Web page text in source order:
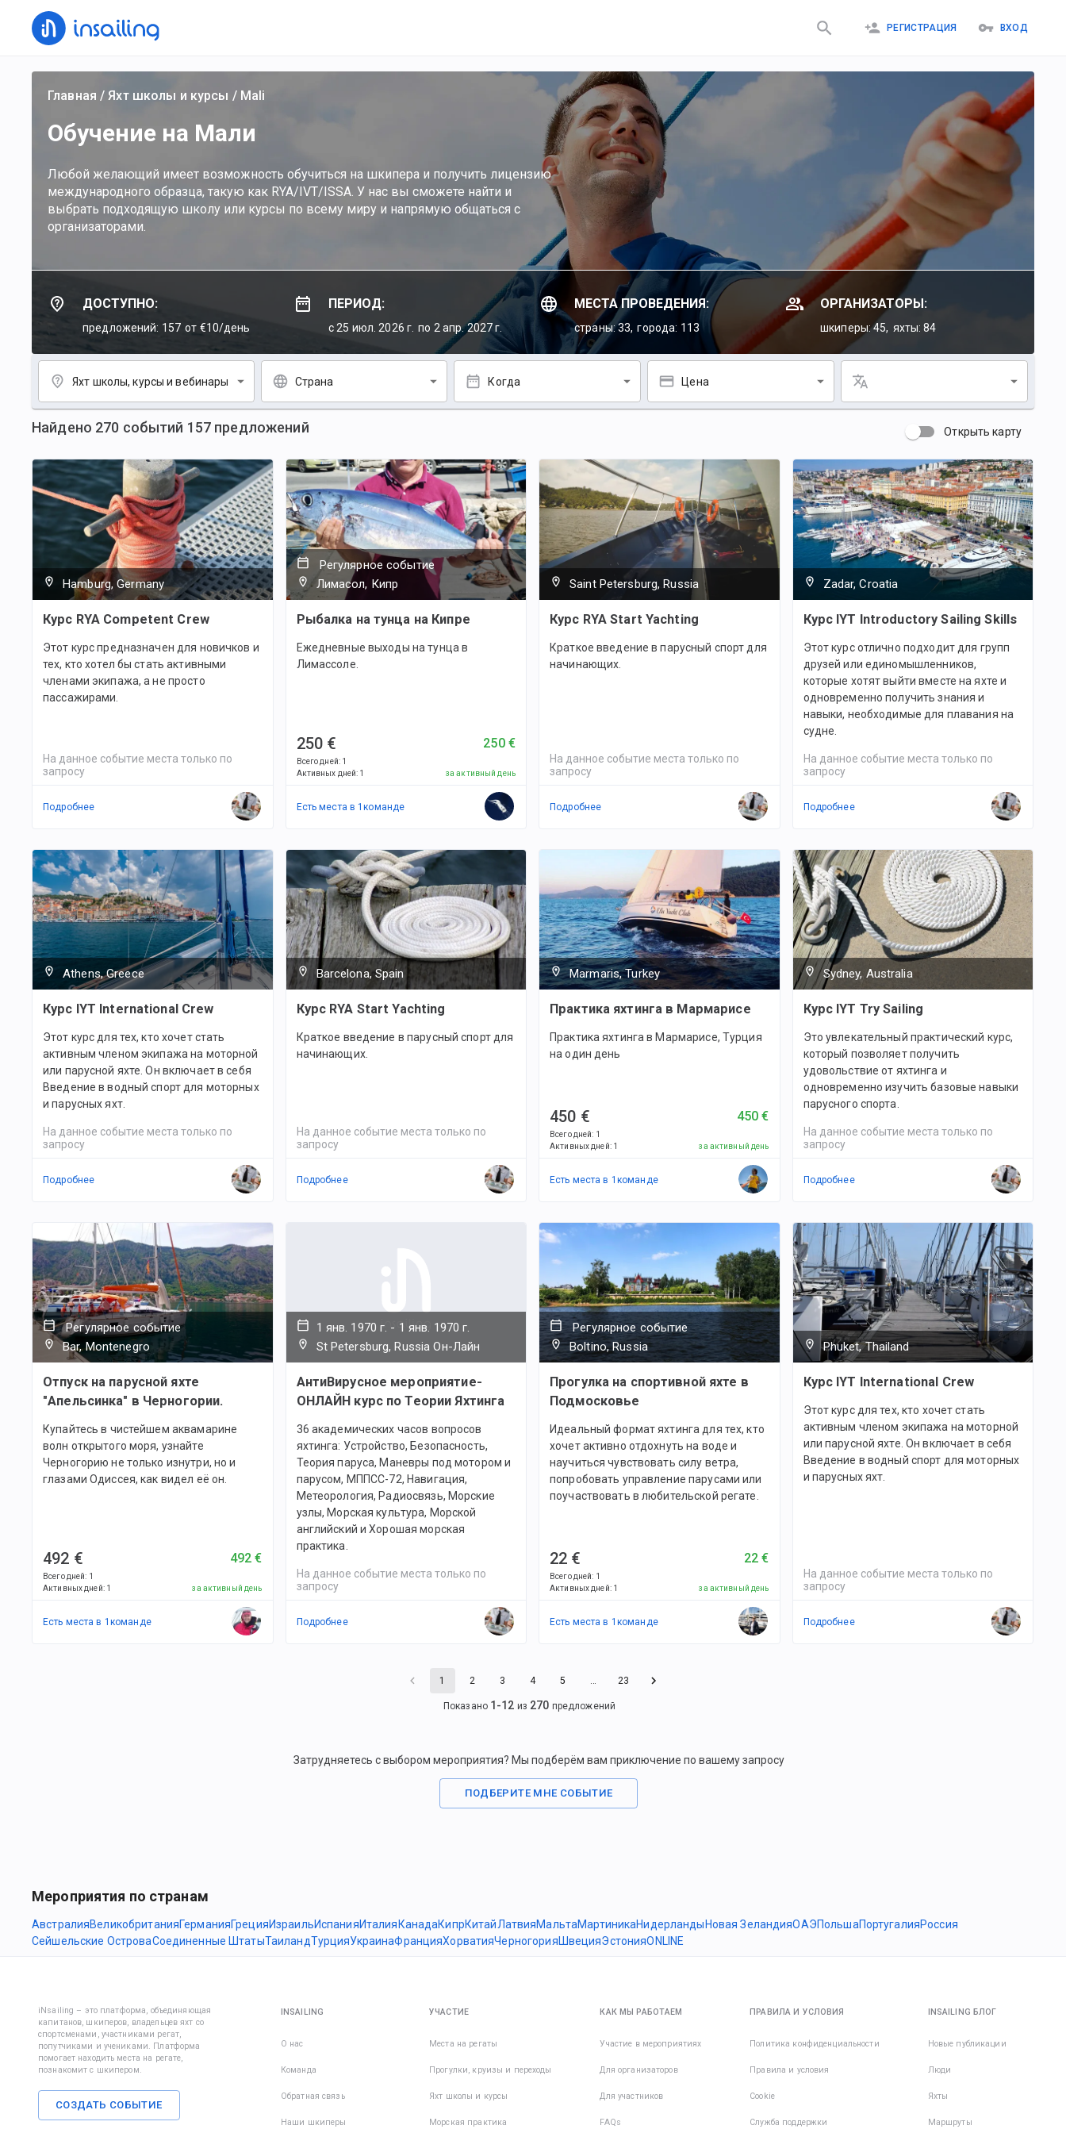
РЕГИСТРАЦИЯ ВХОД
Главная /Яхт школы и курсы / Mali
Обучение на Мали
Любой желающий имеет возможность обучиться на шкипера и получить лицензию
международного образца, такую как RYA/IVT/ISSA. У нас вы сможете найти и
выбрать подходящую школу или курсы по всему миру и напрямую общаться с
организаторами.
ДОСТУПНО:
предложений: 157 от €10/день
ПЕРИОД:
c 25 июл. 2026 г. по 2 апр. 2027 г.
МЕСТА ПРОВЕДЕНИЯ:
страны: 33, города: 113
ОРГАНИЗАТОРЫ:
шкиперы: 45, яхты: 84
Яхт школы, курсы и вебинары Страна Когда Цена
Найдено 270 событий 157 предложений Открыть карту
Hamburg, Germany
Курс RYA Competent Crew
Этот курс предназначен для новичков и
тех, кто хотел бы стать активными
членами экипажа, а не просто
пассажирами.
На данное событие места только по
запросу
Подробнее
Регулярное событие
Лимасол, Кипр
Рыбалка на тунца на Кипре
Ежедневные выходы на тунца в
Лимассоле.
250 €
Всего дней: 1
Активных дней: 1
250 €
за активный день
Есть места в 1командe
Saint Petersburg, Russia
Курс RYA Start Yachting
Краткое введение в парусный спорт для
начинающих.
На данное событие места только по
запросу
Подробнее
Zadar, Croatia
Курс IYT Introductory Sailing Skills
Этот курс отлично подходит для групп
друзей или единомышленников,
которые хотят выйти вместе на яхте и
одновременно получить знания и
навыки, необходимые для плавания на
судне.
На данное событие места только по
запросу
Подробнее
Athens, Greece
Курс IYT International Crew
Этот курс для тех, кто хочет стать
активным членом экипажа на моторной
или парусной яхте. Он включает в себя
Введение в водный спорт для моторных
и парусных яхт.
На данное событие места только по
запросу
Подробнее
Barcelona, Spain
Курс RYA Start Yachting
Краткое введение в парусный спорт для
начинающих.
На данное событие места только по
запросу
Подробнее
Marmaris, Turkey
Практика яхтинга в Мармарисе
Практика яхтинга в Мармарисе, Турция
на один день
450 €
Всего дней: 1
Активных дней: 1
450 €
за активный день
Есть места в 1 командe
Sydney, Australia
Курс IYT Try Sailing
Это увлекательный практический курс,
который позволяет получить
удовольствие от яхтинга и
одновременно изучить базовые навыки
парусного спорта.
На данное событие места только по
запросу
Подробнее
Регулярное событие
Bar, Montenegro
Отпуск на парусной яхте
"Апельсинка" в Черногории.
Купайтесь в чистейшем аквамарине
волн открытого моря, узнайте
Черногорию не только изнутри, но и
глазами Одиссея, как видел её он.
492 €
Всего дней: 1
Активных дней: 1
492 €
за активный день
Есть места в 1 командe
1 янв. 1970 г. - 1 янв. 1970 г.
St Petersburg, Russia Он-Лайн
АнтиВирусное мероприятие-
ОНЛАЙН курс по Теории Яхтинга
36 академических часов вопросов
яхтинга: Устройство, Безопасность,
Теория паруса, Маневры под мотором и
парусом, МППСС-72, Навигация,
Метеорология, Радиосвязь, Морские
узлы, Морская культура, Морской
английский и Хорошая морская
практика.
На данное событие места только по
запросу
Подробнее
Регулярное событие
Boltino, Russia
Прогулка на спортивной яхте в
Подмосковье
Идеальный формат яхтинга для тех, кто
хочет активно отдохнуть на воде и
научиться чувствовать силу ветра,
попробовать управление парусами или
поучаствовать в любительской регате.
22 €
Всего дней: 1
Активных дней: 1
22 €
за активный день
Есть места в 1 командe
Phuket, Thailand
Курс IYT International Crew
Этот курс для тех, кто хочет стать
активным членом экипажа на моторной
или парусной яхте. Он включает в себя
Введение в водный спорт для моторных
и парусных яхт.
На данное событие места только по
запросу
Подробнее
1 2 3 4 5 23
Показано 1 -12 из 270 предложений
Затрудняетесь с выбором мероприятия? Мы подберём вам приключение по вашему запросу
ПОДБЕРИТЕ МНЕ СОБЫТИЕ
Мероприятия по странам
АвстралияВеликобританияГерманияГрецияИзраильИспанияИталия КанадаКипрКитайЛатвияМальтаМартиникаНидерланды Новая ЗеландияОАЭПольшаПортугалияРоссия
Сейшельские ОстроваСоединенные ШтатыТаиландТурцияУкраинаФранцияХорватияЧерногорияШвецияЭстонияONLINE
iNsailing – это платформа, объединяющая
капитанов, шкиперов, владельцев яхт со
спортсменами, участниками регат,
попутчиками и учениками. Платформа
помогает находить места на регате,
познакомит с шкипером.
СОЗДАТЬ СОБЫТИЕ
INSAILING
О нас
Команда
Обратная связь
Наши шкиперы
УЧАСТИЕ
Места на регаты
Прогулки, круизы и переходы
Яхт школы и курсы
Морская практика
КАК МЫ РАБОТАЕМ
Участие в мероприятиях
Для организаторов
Для участников
FAQs
ПРАВИЛА И УСЛОВИЯ
Политика конфиденциальности
Правила и условия
Cookie
Служба поддержки
INSAILING БЛОГ
Новые публикации
Люди
Яхты
Маршруты